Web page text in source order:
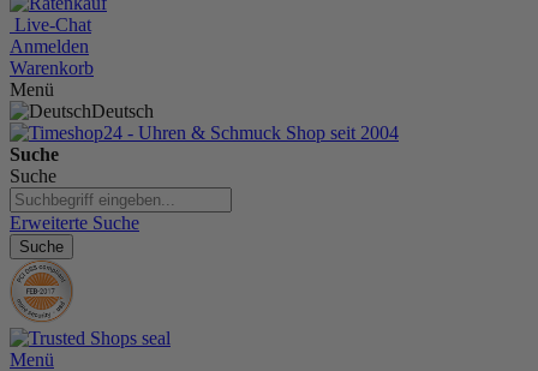
Live-Chat
Anmelden
Warenkorb
Menü
Deutsch
Suche
Suche
Erweiterte Suche
Suche
Menü